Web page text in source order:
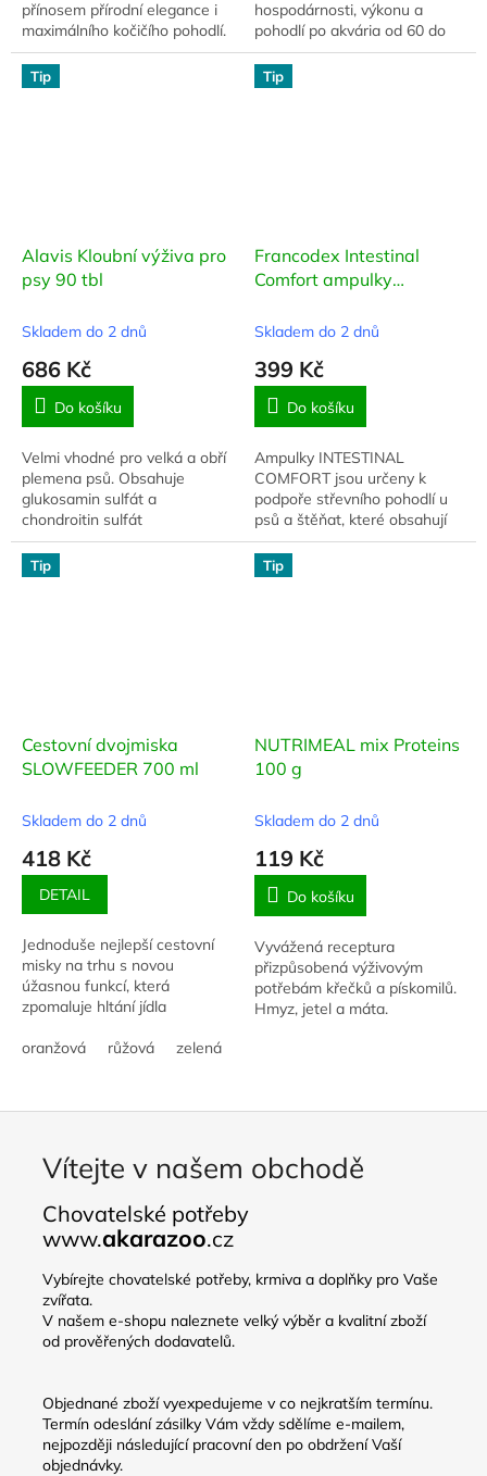
přínosem přírodní elegance i
maximálního kočičího pohodlí.
Je tvořeno z kmen
skutečného hruškového
stromu
hospodárnosti, výkonu a
pohodlí po akvária od 60 do
130 l.
Tip
Alavis Kloubní výživa pro
psy 90 tbl
Skladem do 2 dnů
686 Kč
Do košíku
Velmi vhodné pro velká a obří
plemena psů. Obsahuje
glukosamin sulfát a
chondroitin sulfát
Tip
Francodex Intestinal
Comfort ampulky
Skladem do 2 dnů
399 Kč
Do košíku
Ampulky INTESTINAL
COMFORT jsou určeny k
podpoře střevního pohodlí u
psů a štěňat, které obsahují
rostlinné výtažky (česnek,
tymián) v kombinaci s
paraprobiotiky a postbiotiky.
Tip
Cestovní dvojmiska
SLOWFEEDER 700 ml
Skladem do 2 dnů
418 Kč
DETAIL
Jednoduše nejlepší cestovní
misky na trhu s novou
úžasnou funkcí, která
zpomaluje hltání jídla
oranžová růžová zelená
Tip
NUTRIMEAL mix Proteins
100 g
Skladem do 2 dnů
119 Kč
Do košíku
Vyvážená receptura
přizpůsobená výživovým
potřebám křečků a pískomilů.
Hmyz, jetel a máta.
Vítejte v našem obchodě
Chovatelské potřeby
www.akarazoo.cz
Vybírejte chovatelské potřeby, krmiva a doplňky pro Vaše
zvířata.
V našem e-shopu naleznete velký výběr a kvalitní zboží
od prověřených dodavatelů.
Objednané zboží vyexpedujeme v co nejkratším termínu.
Termín odeslání zásilky Vám vždy sdělíme e-mailem,
nejpozději následující pracovní den po obdržení Vaší
objednávky.